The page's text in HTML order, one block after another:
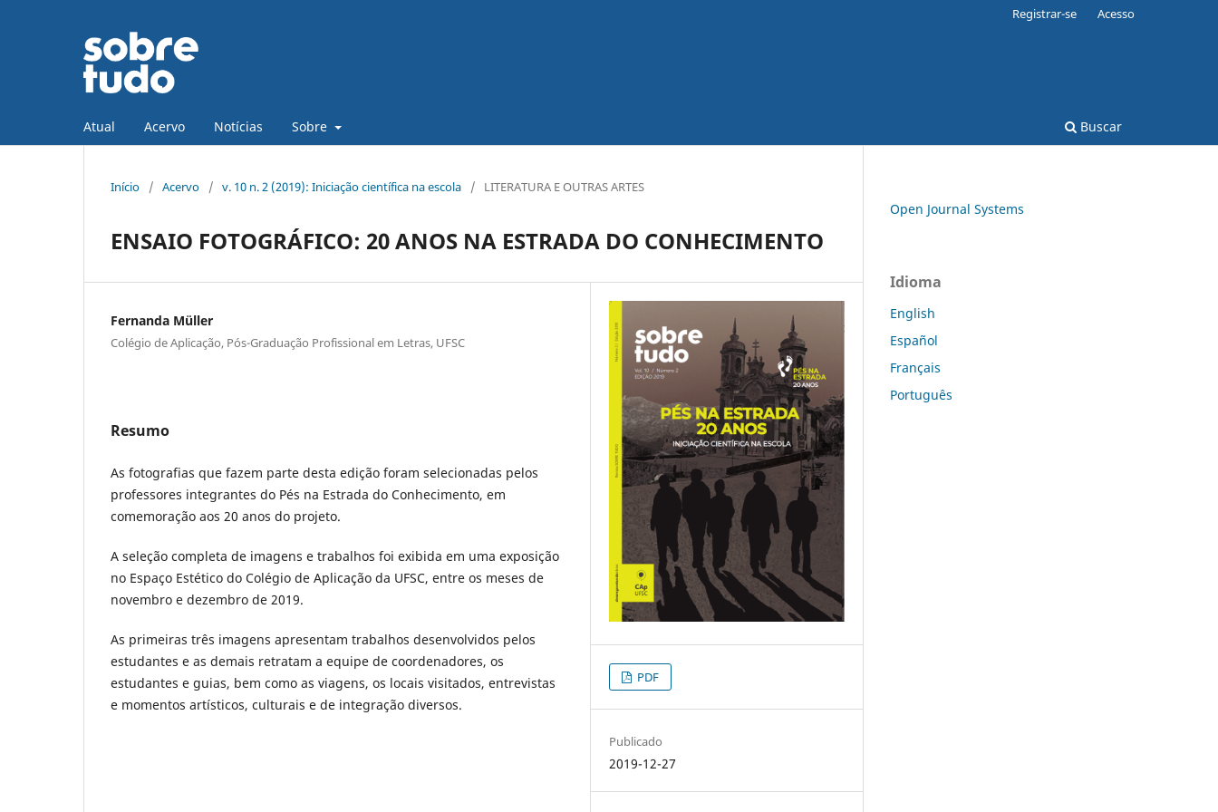
Atual Acervo Notícias Sobre Buscar
Registrar-se Acesso
Início / Acervo / v. 10 n. 2 (2019): Iniciação científica na escola / LITERATURA E OUTRAS ARTES
ENSAIO FOTOGRÁFICO: 20 ANOS NA ESTRADA DO CONHECIMENTO
Fernanda Müller
Colégio de Aplicação, Pós-Graduação Profissional em Letras, UFSC
Resumo
As fotografias que fazem parte desta edição foram selecionadas pelos
professores integrantes do Pés na Estrada do Conhecimento, em
comemoração aos 20 anos do projeto.
A seleção completa de imagens e trabalhos foi exibida em uma exposição
no Espaço Estético do Colégio de Aplicação da UFSC, entre os meses de
novembro e dezembro de 2019.
As primeiras três imagens apresentam trabalhos desenvolvidos pelos
estudantes e as demais retratam a equipe de coordenadores, os
estudantes e guias, bem como as viagens, os locais visitados, entrevistas
e momentos artísticos, culturais e de integração diversos.
PDF
Publicado
2019-12-27
Open Journal Systems
Idioma
English
Español
Français
Português